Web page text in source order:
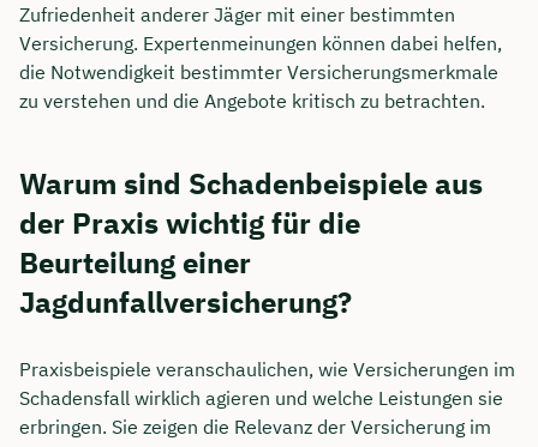
Zufriedenheit anderer Jäger mit einer bestimmten
Versicherung. Expertenmeinungen können dabei helfen,
die Notwendigkeit bestimmter Versicherungsmerkmale
zu verstehen und die Angebote kritisch zu betrachten.
Warum sind Schadenbeispiele aus
der Praxis wichtig für die
Beurteilung einer
Jagdunfallversicherung?
Praxisbeispiele veranschaulichen, wie Versicherungen im
Schadensfall wirklich agieren und welche Leistungen sie
erbringen. Sie zeigen die Relevanz der Versicherung im